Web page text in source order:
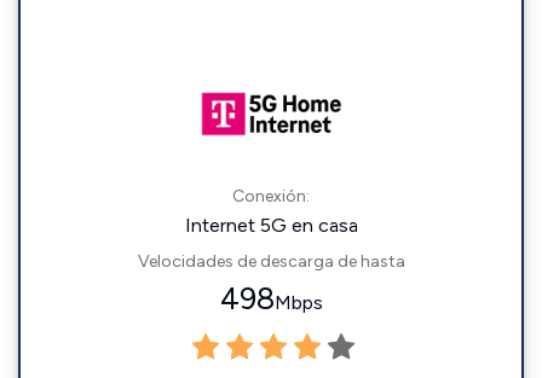
Conexión:
Internet 5G en casa
Velocidades de descarga de hasta
498Mbps